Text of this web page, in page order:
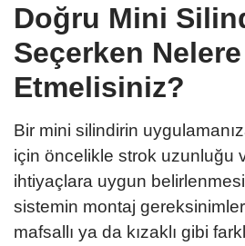
Doğru Mini
Seçerken
Etmelisiniz?
Bir mini silindirin
için öncelikle strok uzunluğu
ihtiyaçlara uygun
sistemin montaj
mafsallı ya da kızaklı gibi